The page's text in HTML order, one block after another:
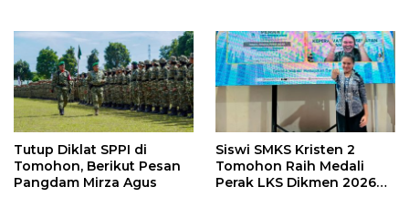
Pramuka
Nasional 2026
Tutup Diklat SPPI di
Tomohon, Berikut Pesan
Pangdam Mirza Agus
Siswi SMKS Kristen 2
Tomohon Raih Medali
Perak LKS Dikmen 2026